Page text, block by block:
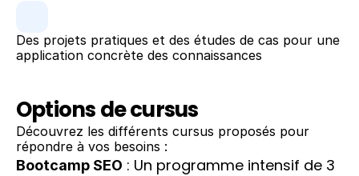
Des projets pratiques et des études de cas pour une
application concrète des connaissances
Options de cursus
Découvrez les différents cursus proposés pour
répondre à vos besoins :
Bootcamp SEO : Un programme intensif de 3